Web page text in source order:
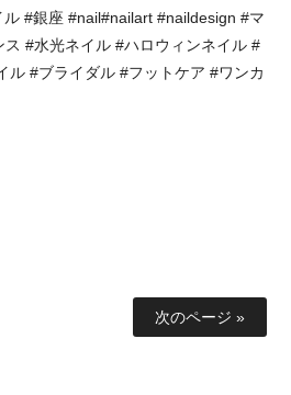
#銀座 #nail#nailart #naildesign #マ
#水光ネイル #ハロウィンネイル #
#ブライダル #フットケア #ワンカ
次のページ »